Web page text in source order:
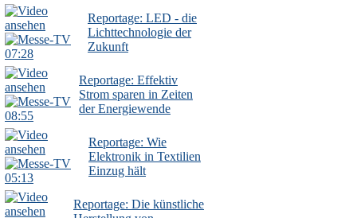
07:28
Reportage: LED - die
Lichttechnologie der
Zukunft
08:55
Reportage: Effektiv
Strom sparen in Zeiten
der Energiewende
05:13
Reportage: Wie
Elektronik in Textilien
Einzug hält
Reportage: Die künstliche